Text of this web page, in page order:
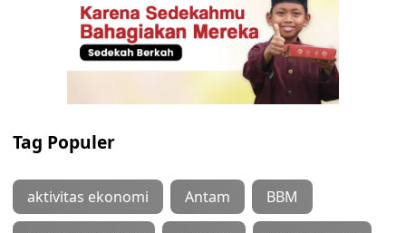
Tag Populer
aktivitas ekonomi Antam BBM